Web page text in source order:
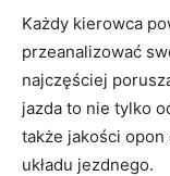
Każdy ‍kierowca
‍przeanalizować
najczęściej
jazda to ‍nie ‍tylko
także ‌jakości opon⁢
układu ⁣jezdnego.